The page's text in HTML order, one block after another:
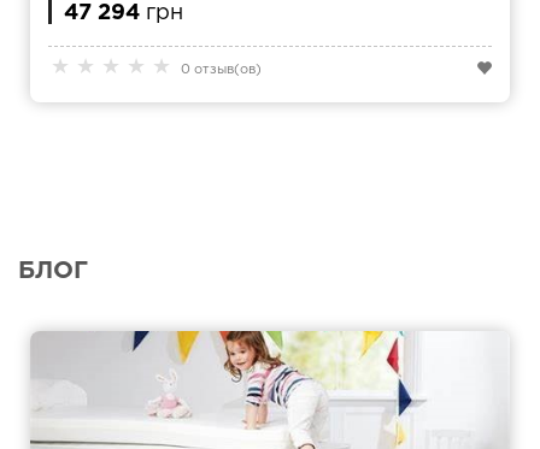
★ ★ ★ ★ ★ 0 отзыв(ов)
47 294 грн
БЛОГ